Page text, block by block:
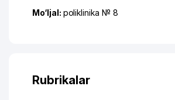
Mo‘ljal: poliklinika № 8
Rubrikalar